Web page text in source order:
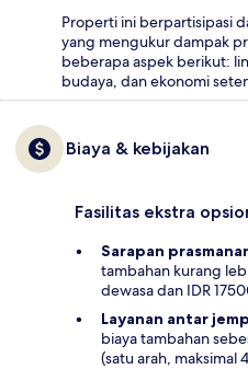
Properti ini berpartisipasi
yang mengukur dampak
beberapa aspek berikut:
budaya, dan ekonomi
Biaya & kebijakan
Fasilitas ekstra
Sarapan
tambahan kurang
dewasa dan IDR
Layanan antar
biaya tambahan
(satu arah, maksimal